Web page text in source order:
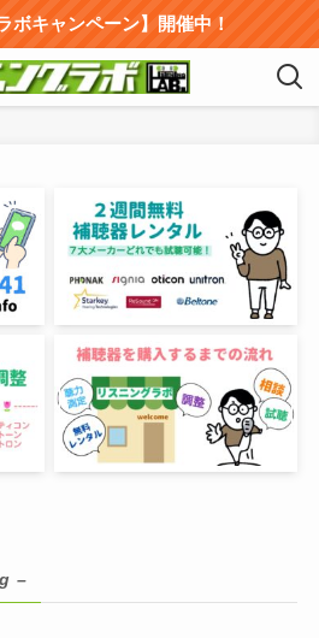
ボキャンペーン】開催中！
–